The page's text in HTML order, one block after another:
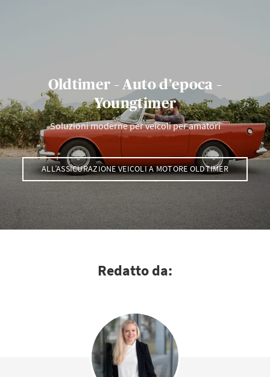
Oldtimer – Auto d’epoca –
Youngtimer
Soluzioni moderne per veicoli per amatori
ALL’ASSICURAZIONE VEICOLI A MOTORE OLDTIMER
Redatto da: